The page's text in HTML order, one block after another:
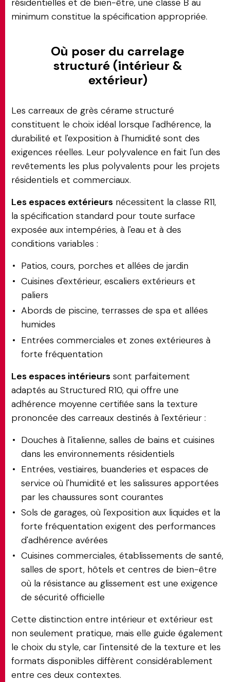
résidentielles et de bien-être, une classe B au
minimum constitue la spécification appropriée.
Où poser du carrelage
structuré (intérieur &
extérieur)
Les carreaux de grès cérame structuré
constituent le choix idéal lorsque l'adhérence, la
durabilité et l'exposition à l'humidité sont des
exigences réelles. Leur polyvalence en fait l'un des
revêtements les plus polyvalents pour les projets
résidentiels et commerciaux.
Les espaces extérieurs nécessitent la classe R11,
la spécification standard pour toute surface
exposée aux intempéries, à l'eau et à des
conditions variables :
Patios, cours, porches et allées de jardin
Cuisines d'extérieur, escaliers extérieurs et
paliers
Abords de piscine, terrasses de spa et allées
humides
Entrées commerciales et zones extérieures à
forte fréquentation
Les espaces intérieurs sont parfaitement
adaptés au Structured R10, qui offre une
adhérence moyenne certifiée sans la texture
prononcée des carreaux destinés à l'extérieur :
Douches à l'italienne, salles de bains et cuisines
dans les environnements résidentiels
Entrées, vestiaires, buanderies et espaces de
service où l'humidité et les salissures apportées
par les chaussures sont courantes
Sols de garages, où l'exposition aux liquides et la
forte fréquentation exigent des performances
d'adhérence avérées
Cuisines commerciales, établissements de santé,
salles de sport, hôtels et centres de bien-être
où la résistance au glissement est une exigence
de sécurité officielle
Cette distinction entre intérieur et extérieur est
non seulement pratique, mais elle guide également
le choix du style, car l'intensité de la texture et les
formats disponibles diffèrent considérablement
entre ces deux contextes.